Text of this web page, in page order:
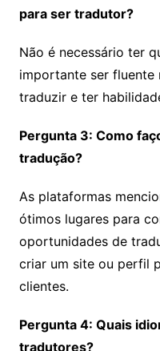
para ser tradutor?
Não é necessário ter
importante ser fluente
traduzir e ter
Pergunta 3: Como
tradução?
As plataformas
ótimos lugares para
oportunidades de
criar um site ou perfil
clientes.
Pergunta 4: Quais
tradutores?